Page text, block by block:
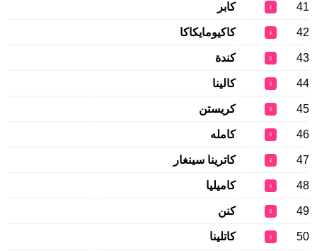
41
♀ كابر
42
♀ كاكيومايكاكا
43
♀ كندة
44
♀ كالينا
45
♀ كريستن
46
♀ كامله
47
♀ كاترينا سينغار
48
♀ كاميليا
49
♀ كنن
50
♀ كاتلينا